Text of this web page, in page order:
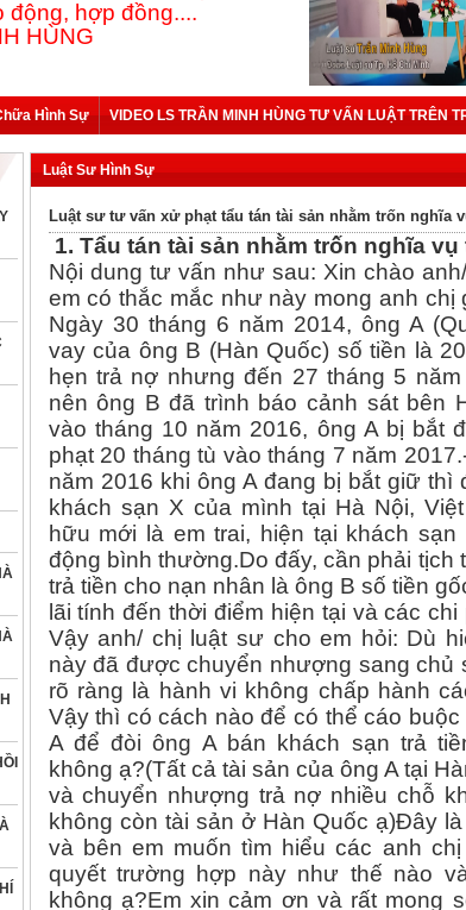
động, hợp đồng....
HÙNG
Hình Sự VIDEO LS TRẦN MINH HÙNG TƯ VẤN LUẬT TRÊN
Luật Sư Hình Sự
Luật sư tư vấn xử phạt tẩu tán tài sản nhằm trốn nghĩa
1. Tẩu tán tài sản nhằm trốn nghĩa vụ
Nội dung tư vấn như sau: Xin chào
em có thắc mắc như này mong anh chị
Ngày 30 tháng 6 năm 2014, ông A
vay của ông B (Hàn Quốc) số tiền là
hẹn trả nợ nhưng đến 27 tháng 5
nên ông B đã trình báo cảnh sát bên
vào tháng 10 năm 2016, ông A bị bắt
phạt 20 tháng tù vào tháng 7 năm
năm 2016 khi ông A đang bị bắt giữ thì
khách sạn X của mình tại Hà Nội,
hữu mới là em trai, hiện tại khách
động bình thường.Do đấy, cần phải tịch
trả tiền cho nạn nhân là ông B số tiền
lãi tính đến thời điểm hiện tại và các
Vậy anh/ chị luật sư cho em hỏi: Dù
này đã được chuyển nhượng sang chủ
rõ ràng là hành vi không chấp hành
Vậy thì có cách nào để có thể cáo
A để đòi ông A bán khách sạn trả
không ạ?(Tất cả tài sản của ông A tại
và chuyển nhượng trả nợ nhiều chỗ
không còn tài sản ở Hàn Quốc ạ)Đây
và bên em muốn tìm hiểu các anh
quyết trường hợp này như thế nào
không ạ?Em xin cảm ơn và rất mong